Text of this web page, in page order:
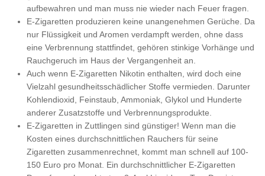
aufbewahren und man muss nie wieder nach Feuer fragen.
E-Zigaretten produzieren keine unangenehmen Gerüche. Da
nur Flüssigkeit und Aromen verdampft werden, ohne dass
eine Verbrennung stattfindet, gehören stinkige Vorhänge und
Rauchgeruch im Haus der Vergangenheit an.
Auch wenn E-Zigaretten Nikotin enthalten, wird doch eine
Vielzahl gesundheitsschädlicher Stoffe vermieden. Darunter
Kohlendioxid, Feinstaub, Ammoniak, Glykol und Hunderte
anderer Zusatzstoffe und Verbrennungsprodukte.
E-Zigaretten in Zuttlingen sind günstiger! Wenn man die
Kosten eines durchschnittlichen Rauchers für seine
Zigaretten zusammenrechnet, kommt man schnell auf 100-
150 Euro pro Monat. Ein durchschnittlicher E-Zigaretten